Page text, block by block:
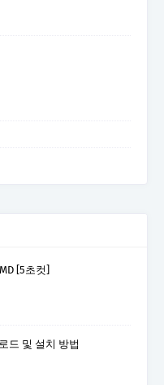
[5초컷]
드 및 설치 방법